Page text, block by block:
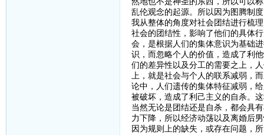
乱伦观念的起源。所以因为图腾制
我从整体的角度对社会团结进行梳
社会的团结性，影响了他们的具体
会，是根据人们的集体意识为基础
识，而忽略个人的价值，造成了利
们的差异性以及分工的需要之上，
上，就是社会与个人的联系减弱，
论中，人们遗传的集体特征减弱，
被破坏，造成了利己主义的自杀。
当然无论是团结还是自杀，都会具
力下降，所以经济动荡以及离婚后
因为规则上的缺失，或存在问题，